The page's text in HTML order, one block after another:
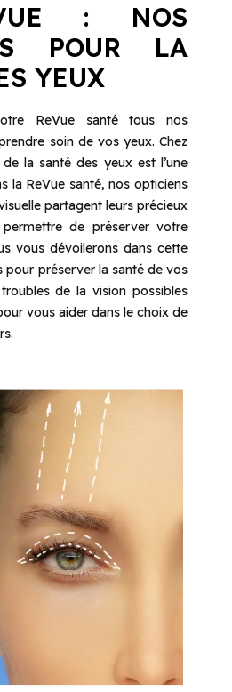
: NOS
POUR LA
YEUX
ReVue santé tous nos
soin de vos yeux. Chez
la santé des yeux est l’une
la ReVue santé, nos opticiens
partagent leurs précieux
de préserver votre
vous dévoilerons dans cette
pour préserver la santé de vos
de la vision possibles
vous aider dans le choix de